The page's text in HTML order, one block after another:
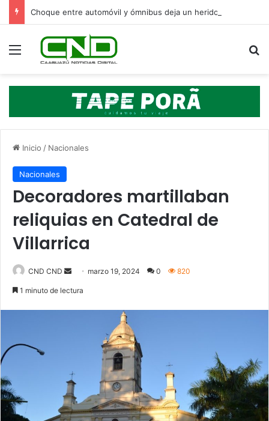
Menú
Inicio / Nacionales
Nacionales
Decoradores martillaban
reliquias en Catedral de
Villarrica
CND CND
Send marzo 19, 2024 0 820
1 minuto de lectura